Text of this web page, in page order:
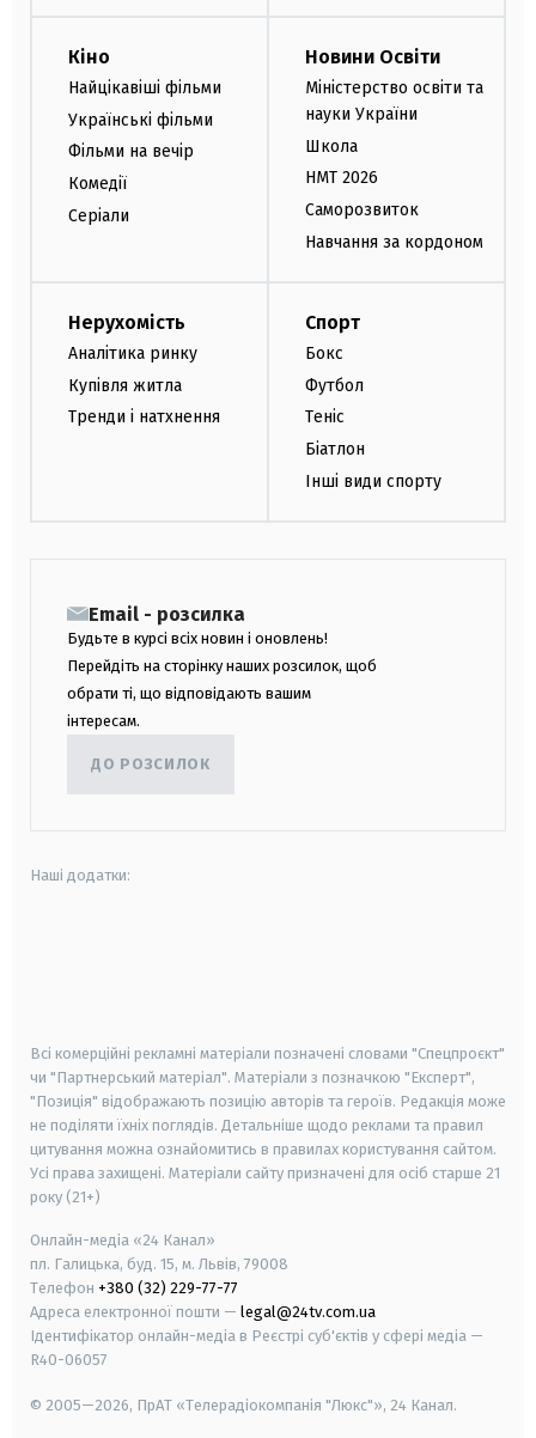
Кіно
Найцікавіші фільми
Українські фільми
Фільми на вечір
Комедії
Серіали
Новини Освіти
Міністерство освіти та
науки України
Школа
НМТ 2026
Саморозвиток
Навчання за кордоном
Нерухомість
Аналітика ринку
Купівля житла
Тренди і натхнення
Спорт
Бокс
Футбол
Теніс
Біатлон
Інші види спорту
Email - розсилка
Будьте в курсі всіх новин і оновлень!
Перейдіть на сторінку наших розсилок, щоб
обрати ті, що відповідають вашим
інтересам.
ДО РОЗСИЛОК
Наші додатки:
Всі комерційні рекламні матеріали позначені словами "Спецпроєкт"
чи "Партнерський матеріал". Матеріали з позначкою "Експерт",
"Позиція" відображають позицію авторів та героїв. Редакція може
не поділяти їхніх поглядів. Детальніше щодо реклами та правил
цитування можна ознайомитись в правилах користування сайтом.
Усі права захищені. Матеріали сайту призначені для осіб старше 21
року (21+)
Онлайн-медіа «24 Канал»
пл. Галицька, буд. 15, м. Львів, 79008
Телефон +380 (32) 229-77-77
Адреса електронної пошти — legal@24tv.com.ua
Ідентифікатор онлайн-медіа в Реєстрі суб'єктів у сфері медіа —
R40-06057
© 2005—2026, ПрАТ «Телерадіокомпанія "Люкс"», 24 Канал.